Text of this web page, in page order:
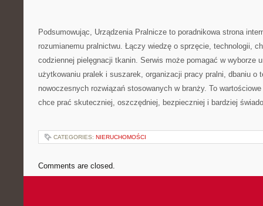
Podsumowując, Urządzenia Pralnicze to poradnikowa strona
rozumianemu pralnictwu. Łączy wiedzę o sprzęcie, technologii,
codziennej pielęgnacji tkanin. Serwis może pomagać w wyborze
użytkowaniu pralek i suszarek, organizacji pracy pralni, dbaniu o
nowoczesnych rozwiązań stosowanych w branży. To
chce prać skuteczniej, oszczędniej, bezpieczniej i bardziej
CATEGORIES: NIERUCHOMOŚCI
Comments are closed.